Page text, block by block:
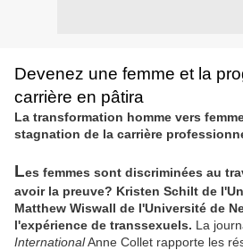
Devenez une femme et la
carrière en pâtira
La transformation homme vers
stagnation de la carrière
Les femmes sont discriminées au
avoir la preuve? Kristen Schilt de
Matthew Wiswall de l'Université de
l'expérience de transsexuels. La
InternationalAnne Collet rapporte les